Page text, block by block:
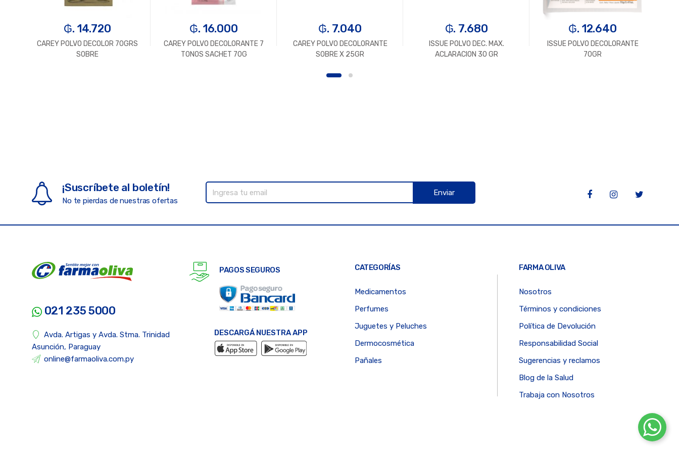
₲. 14.720
CAREY POLVO DECOLOR 70GRS
SOBRE
₲. 16.000
CAREY POLVO DECOLORANTE 7
TONOS SACHET 70G
₲. 7.040
CAREY POLVO DECOLORANTE
SOBRE X 25GR
₲. 7.680
ISSUE POLVO DEC. MAX.
ACLARACION 30 GR
₲. 12.640
ISSUE POLVO DECOLORANTE
70GR
¡Suscríbete al boletín!
No te pierdas de nuestras ofertas
Enviar
021 235 5000
Avda. Artigas y Avda. Stma. Trinidad
Asunción, Paraguay
online@farmaoliva.com.py
PAGOS SEGUROS
DESCARGÁ NUESTRA APP
CATEGORÍAS
Medicamentos
Perfumes
Juguetes y Peluches
Dermocosmética
Pañales
FARMA OLIVA
Nosotros
Términos y condiciones
Política de Devolución
Responsabilidad Social
Sugerencias y reclamos
Blog de la Salud
Trabaja con Nosotros